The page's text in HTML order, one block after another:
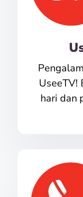
UseeTV!
hari dan